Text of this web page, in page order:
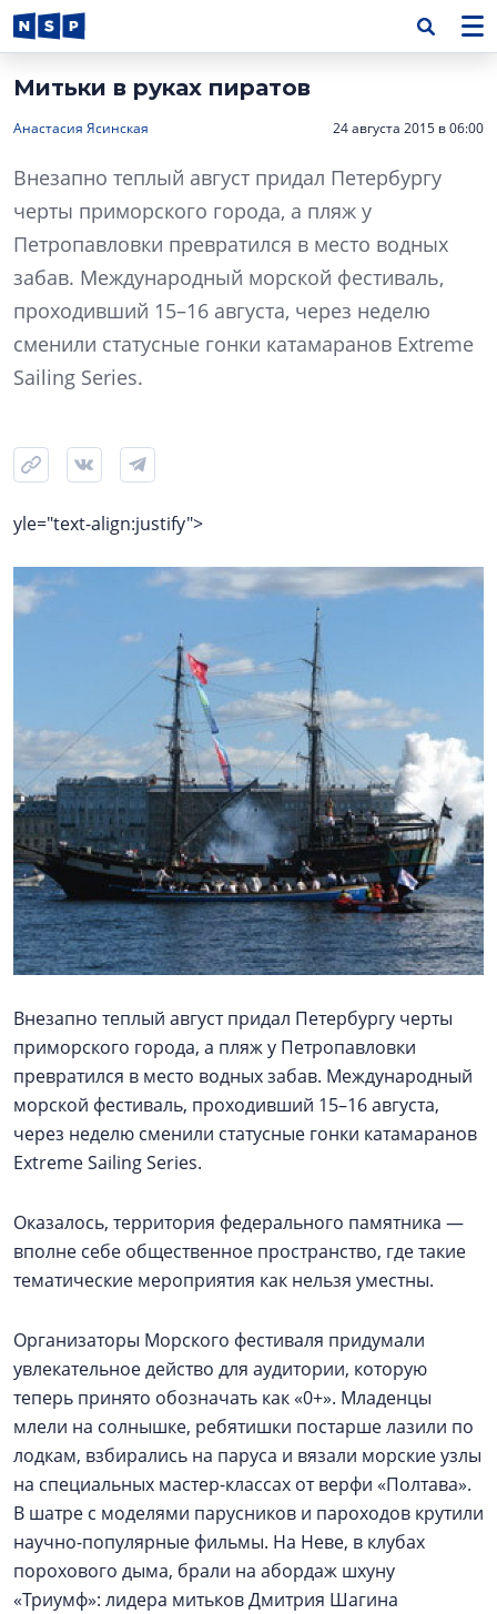
Митьки в руках пиратов
Анастасия Ясинская 24 августа 2015 в 06:00
Внезапно теплый август придал Петербургу
черты приморского города, а пляж у
Петропавловки превратился в место водных
забав. Международный морской фестиваль,
проходивший 15–16 августа, через неделю
сменили статусные гонки катамаранов Extreme
Sailing Series.
yle="text-align:justify">
Внезапно теплый август придал Петербургу черты
приморского города, а пляж у Петропавловки
превратился в место водных забав. Международный
морской фестиваль, проходивший 15–16 августа,
через неделю сменили статусные гонки катамаранов
Extreme Sailing Series.
Оказалось, территория федерального памятника —
вполне себе общественное пространство, где такие
тематические мероприятия как нельзя уместны.
Организаторы Морского фестиваля придумали
увлекательное действо для аудитории, которую
теперь принято обозначать как «0+». Младенцы
млели на солнышке, ребятишки постарше лазили по
лодкам, взбирались на паруса и вязали морские узлы
на специальных мастер-классах от верфи «Полтава».
В шатре с моделями парусников и пароходов крутили
научно-популярные фильмы. На Неве, в клубах
порохового дыма, брали на абордаж шхуну
«Триумф»: лидера митьков Дмитрия Шагина